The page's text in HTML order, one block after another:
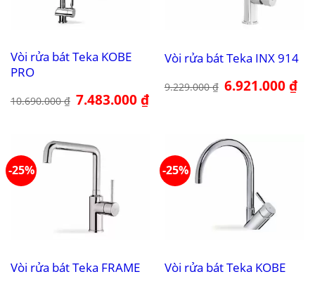
Vòi rửa bát Teka KOBE
PRO
10.690.000₫ Giá
gốc
7.483.000₫Giá
hiện
Vòi rửa bát Teka INX 914
9.229.000₫ Giá
gốc
6.921.000₫Giá
-25%
Vòi rửa bát Teka FRAME
-25%
Vòi rửa bát Teka KOBE